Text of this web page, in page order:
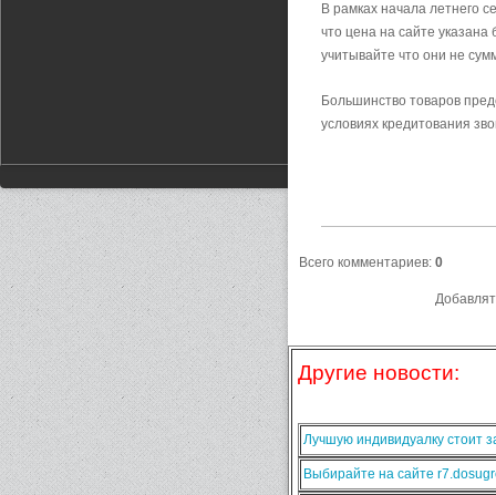
В рамках начала летнего
что цена на сайте указана
учитывайте что они не
Большинство товаров
условиях кредитования
Всего комментариев: 0
Другие новости:
Лучшую индивидуалку стоит
Выбирайте на сайте